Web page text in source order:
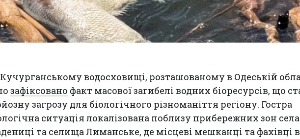
водосховищі, розташованому в Одеській
зафіксовано факт масової загибелі водних біоресурсів, що
загрозу для біологічного різноманіття регіону. Гостра
ситуація локалізована поблизу прибережних зон села
та селища Лиманське, де місцеві мешканці та фахівці